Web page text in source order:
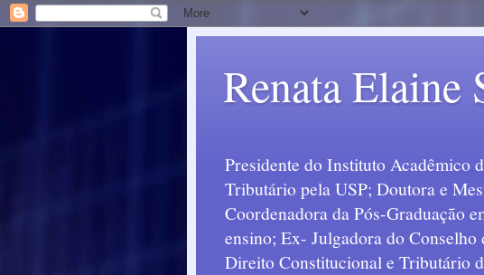
Renata
Presidente do Instituto
Tributário pela USP; Doutora e
Coordenadora da Pós-Graduação
ensino; Ex- Julgadora do
Direito Constitucional e Tributário